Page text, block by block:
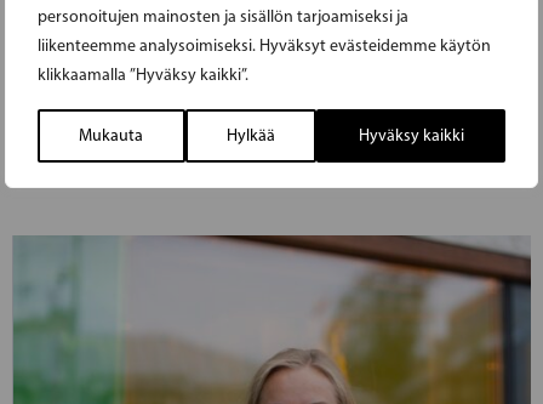
personoitujen mainosten ja sisällön tarjoamiseksi ja
liikenteemme analysoimiseksi. Hyväksyt evästeidemme käytön
klikkaamalla ”Hyväksy kaikki”.
Mukauta Hylkää Hyväksy kaikki
päätettiin useista merkittävistä panostuksista,
jotka nyt saavat rahoitusta tämän vuoden
toisesta lisätalousarviosta.
LUE EDELLINEN ARTIKKELI